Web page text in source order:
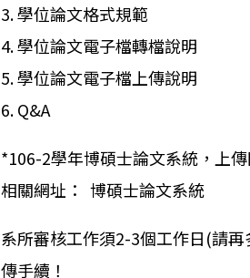
3. 學位論文格式規範
4. 學位論文電子檔轉檔說明
5. 學位論文電子檔上傳說明
6. Q&A
*106-2學年博碩士論文系統，上
相關網址： 博碩士論文系統
系所審核工作須2-3個工作日(請
傳手續！